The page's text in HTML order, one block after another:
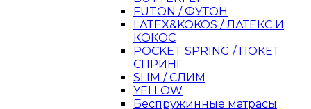
FUTON / ФУТОН
LATEX&KOKOS / ЛАТЕКС И
КОКОС
POCKET SPRING / ПОКЕТ
СПРИНГ
SLIM / СЛИМ
YELLOW
Беспружинные матрасы